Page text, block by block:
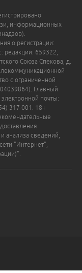
информационных
о регистрации:
редакции: 659322,
Союза Спекова, д.
с ограниченной
Главный
почты:
317-001. 18+
анализа сведений,
"Интернет",